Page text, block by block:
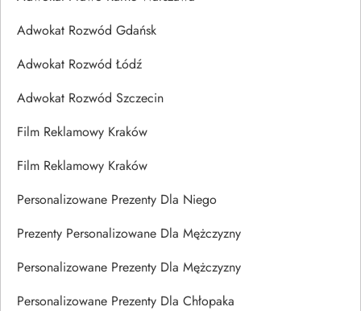
Adwokat Rozwód Gdańsk
Adwokat Rozwód Łódź
Adwokat Rozwód Szczecin
Film Reklamowy Kraków
Film Reklamowy Kraków
Personalizowane Prezenty Dla Niego
Prezenty Personalizowane Dla Mężczyzny
Personalizowane Prezenty Dla Mężczyzny
Personalizowane Prezenty Dla Chłopaka